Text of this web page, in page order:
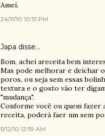
Amei.
24/11/10 10:51 PM
Japa disse…
Bom, achei areceita bem
Mas pode melhorar e deichar
poros, ou seja sem essas
textura e o gosto vão ter
"mudança".
Conforme você ou quem fazer
receita, poderá faer um sem
5/12/10 12:59 AM